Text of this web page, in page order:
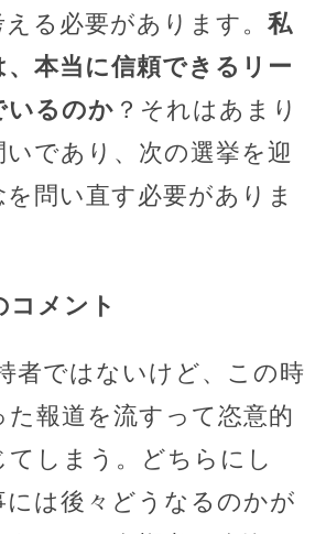
る必要があります。 私
本当に信頼できるリー
いるのか ？それはあまり
であり、次の選挙を迎
を問い直す必要がありま
コメント
者ではないけど、この時
報道を流すって恣意的
てしまう。どちらにし
には後々どうなるのかが